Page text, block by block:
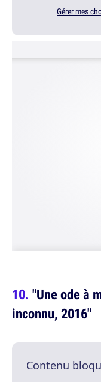
Gérer mes
"Une ode à
inconnu, 2016"
Contenu